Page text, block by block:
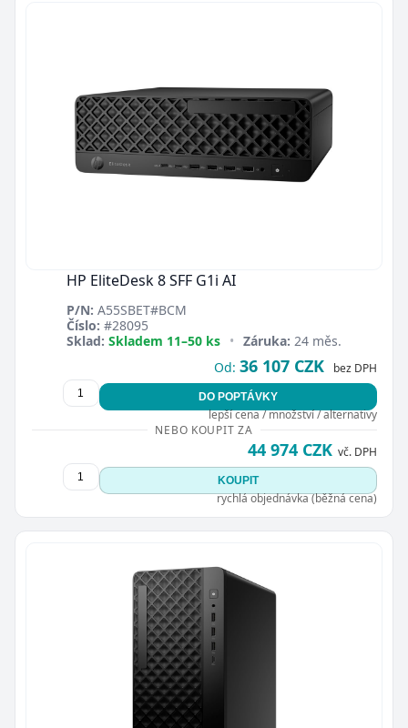
HP EliteDesk 8 SFF G1i AI
P/N: A55SBET#BCM
Číslo: #28095
Sklad: Skladem 11–50 ks • Záruka: 24 měs.
Od: 36 107 CZK bez DPH
DO POPTÁVKY
lepší cena / množství / alternativy
NEBO KOUPIT ZA
44 974 CZK vč. DPH
KOUPIT
rychlá objednávka (běžná cena)